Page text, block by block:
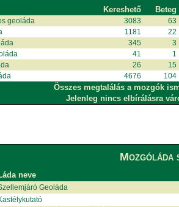
Kereshető Beteg
geoláda 3083 63
1181 22
345 3
41 1
26 15
4676 104
Összes megtalálás a mozgók
Jelenleg nincs elbírálásra
Mozgóláda
neve
Geoláda